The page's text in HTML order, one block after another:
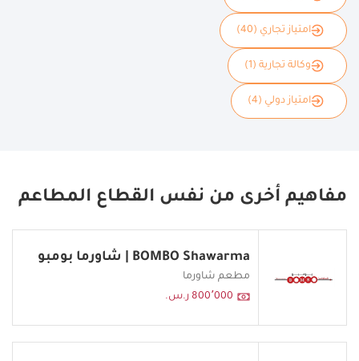
امتياز تجاري (40)
وكالة تجارية (1)
امتياز دولي (4)
مفاهيم أخرى من نفس القطاع المطاعم
BOMBO Shawarma | شاورما بومبو
مطعم شاورما
800٬000 ر.س.